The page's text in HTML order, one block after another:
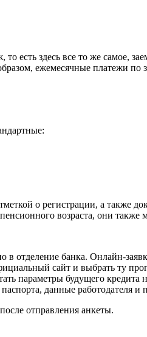
есть здесь все то же самое,
ежемесячные платежи
о регистрации, а также
возраста, они также
отделение банка. Онлайн-
сайт и выбрать ту
параметры будущего кредита
данные работодателя и
отправления анкеты.